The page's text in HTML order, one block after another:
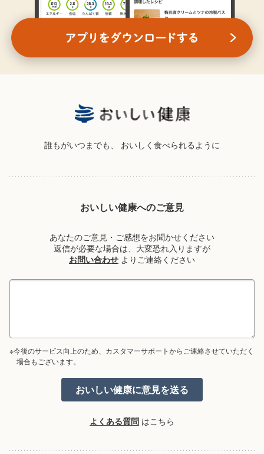
誰もがいつまでも、 おいしく食べられるように
おいしい健康へのご意見
あなたのご意見・ご感想をお聞かせください
返信が必要な場合は、大変恐れ入りますが
お問い合わせ よりご連絡ください
※今後のサービス向上のため、カスタマーサポートからご連絡させていただく
場合もございます。
よくある質問 はこちら